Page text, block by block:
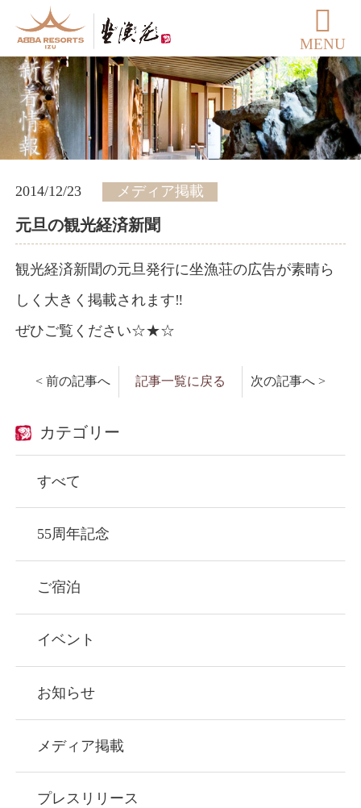
MENU
2014/12/23 メディア掲載
元旦の観光経済新聞
観光経済新聞の元旦発行に坐漁荘の広告が素晴ら
しく大きく掲載されます‼️
ぜひご覧ください☆★☆
< 前の記事へ 記事一覧に戻る 次の記事へ >
カテゴリー
すべて
55周年記念
ご宿泊
イベント
お知らせ
メディア掲載
プレスリリース